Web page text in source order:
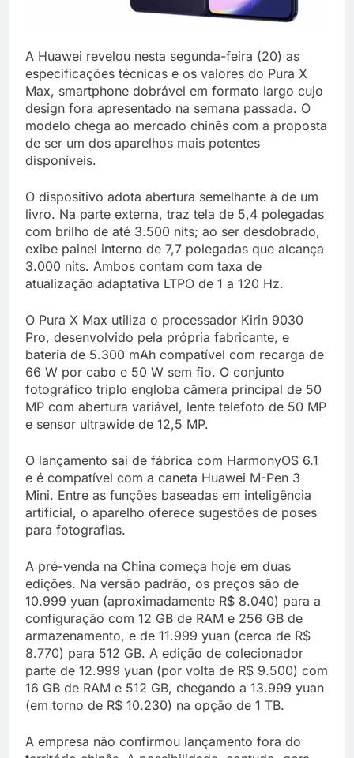
A Huawei revelou nesta segunda-feira (20) as
especificações técnicas e os valores do Pura X
Max, smartphone dobrável em formato largo cujo
design fora apresentado na semana passada. O
modelo chega ao mercado chinês com a proposta
de ser um dos aparelhos mais potentes
disponíveis.
O dispositivo adota abertura semelhante à de um
livro. Na parte externa, traz tela de 5,4 polegadas
com brilho de até 3.500 nits; ao ser desdobrado,
exibe painel interno de 7,7 polegadas que alcança
3.000 nits. Ambos contam com taxa de
atualização adaptativa LTPO de 1 a 120 Hz.
O Pura X Max utiliza o processador Kirin 9030
Pro, desenvolvido pela própria fabricante, e
bateria de 5.300 mAh compatível com recarga de
66 W por cabo e 50 W sem fio. O conjunto
fotográfico triplo engloba câmera principal de 50
MP com abertura variável, lente telefoto de 50 MP
e sensor ultrawide de 12,5 MP.
O lançamento sai de fábrica com HarmonyOS 6.1
e é compatível com a caneta Huawei M-Pen 3
Mini. Entre as funções baseadas em inteligência
artificial, o aparelho oferece sugestões de poses
para fotografias.
A pré-venda na China começa hoje em duas
edições. Na versão padrão, os preços são de
10.999 yuan (aproximadamente R$ 8.040) para a
configuração com 12 GB de RAM e 256 GB de
armazenamento, e de 11.999 yuan (cerca de R$
8.770) para 512 GB. A edição de colecionador
parte de 12.999 yuan (por volta de R$ 9.500) com
16 GB de RAM e 512 GB, chegando a 13.999 yuan
(em torno de R$ 10.230) na opção de 1 TB.
A empresa não confirmou lançamento fora do